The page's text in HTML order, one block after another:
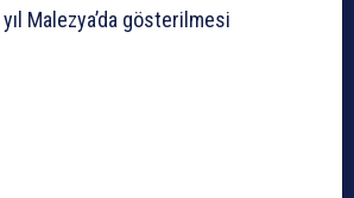
Malezya’da gösterilmesi